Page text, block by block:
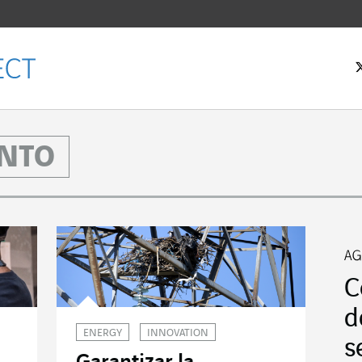
ENERGY INNOVATION